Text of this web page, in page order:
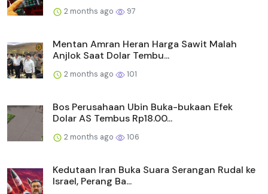
2 months ago 97
Mentan Amran Heran Harga Sawit Malah
Anjlok Saat Dolar Tembu...
2 months ago 101
Bos Perusahaan Ubin Buka-bukaan Efek
Dolar AS Tembus Rp18.00...
2 months ago 106
Kedutaan Iran Buka Suara Serangan Rudal ke
Israel, Perang Ba...